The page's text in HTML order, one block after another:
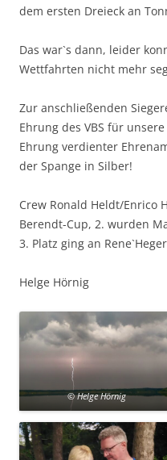
dem ersten Dreieck an
Das war`s dann, leider
Wettfahrten nicht mehr
Zur anschließenden
Ehrung des VBS für
Ehrung verdienter
der Spange in Silber!
Crew Ronald Heldt/Enrico
Berendt-Cup, 2. wurden
3. Platz ging an
Helge Hörnig
© Helge Hörnig